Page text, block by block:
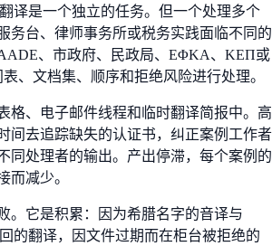
译是一个独立的任务。但一个处理多个
务台、律师事务所或税务实践面临不同的
、市政府、民政局、ΕΦΚΑ、ΚΕΠ或
、文档集、顺序和拒绝风险进行处理。
格、电子邮件线程和临时翻译简报中。高
间去追踪缺失的认证书，纠正案例工作者
同处理者的输出。产出停滞，每个案例的
而减少。
。它是积累：因为希腊名字的音译与
的翻译，因文件过期而在柜台被拒绝的